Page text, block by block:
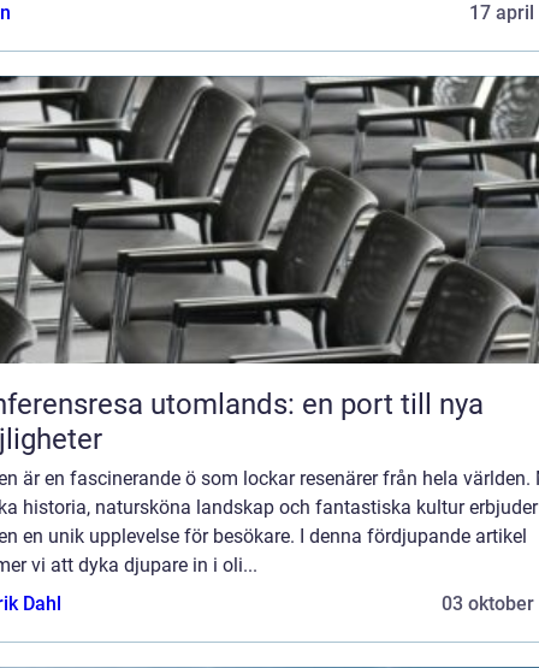
17 april
utomlands: en port till nya
är en fascinerande ö som lockar resenärer från hela världen.
historia, natursköna landskap och fantastiska kultur erbjuder
en unik upplevelse för besökare. I denna fördjupande artikel
vi att dyka djupare in i oli...
Dahl
03 oktober